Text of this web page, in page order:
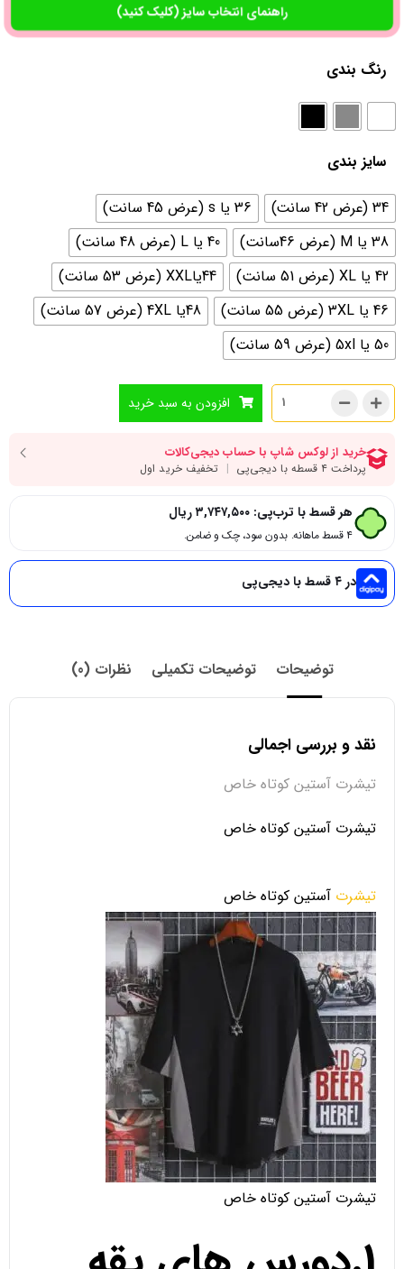
راهنمای انتخاب سایز (کلیک کنید)
رنگ بندی
سایز بندی
34 (عرض 42 سانت)
36 یا s (عرض 45 سانت)
38 یا M (عرض 46سانت)
40 یا L (عرض 48 سانت)
42 یا XL (عرض 51 سانت)
44یاXXL (عرض 53 سانت)
46 یا 3XL (عرض 55 سانت)
48یا 4XL (عرض 57 سانت)
50 یا 5xl (عرض 59 سانت)
افزودن به سبد خرید
هر قسط با ترب‌پی: ۳,۷۴۷,۵۰۰ریال
۴ قسط ماهانه. بدون سود، چک و ضامن.
در ۴ قسط با دیجی‌پی
توضیحات توضیحات تکمیلی نظرات (0)
نقد و بررسی اجمالی
تیشرت آستین کوتاه خاص
تیشرت آستین کوتاه خاص
تیشرت آستین کوتاه خاص
تیشرت آستین کوتاه خاص